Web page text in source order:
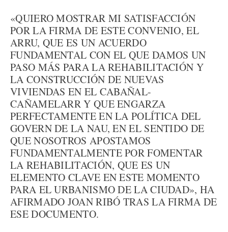
«QUIERO MOSTRAR MI SATISFACCIÓN
POR LA FIRMA DE ESTE CONVENIO, EL
ARRU, QUE ES UN ACUERDO
FUNDAMENTAL CON EL QUE DAMOS UN
PASO MÁS PARA LA REHABILITACIÓN Y
LA CONSTRUCCIÓN DE NUEVAS
VIVIENDAS EN EL CABAÑAL-
CAÑAMELARR Y QUE ENGARZA
PERFECTAMENTE EN LA POLÍTICA DEL
GOVERN DE LA NAU, EN EL SENTIDO DE
QUE NOSOTROS APOSTAMOS
FUNDAMENTALMENTE POR FOMENTAR
LA REHABILITACIÓN, QUE ES UN
ELEMENTO CLAVE EN ESTE MOMENTO
PARA EL URBANISMO DE LA CIUDAD», HA
AFIRMADO JOAN RIBÓ TRAS LA FIRMA DE
ESE DOCUMENTO.